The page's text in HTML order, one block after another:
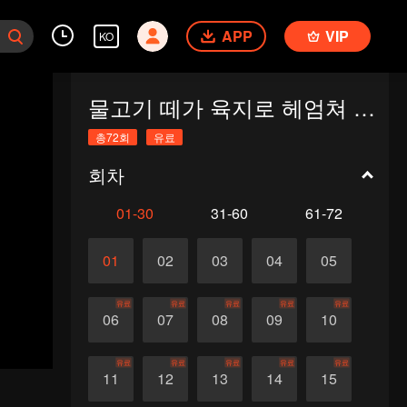
KO APP VIP
물고기 떼가 육지로 헤엄쳐 갈 때
총72회 유료
회차
01-30 31-60 61-72
01 02 03 04 05
06
유료
07
유료
08
유료
09
유료
10
유료
11
유료
12
유료
13
유료
14
유료
15
유료